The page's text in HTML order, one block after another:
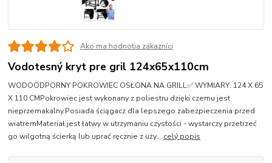
Ako ma hodnotia zákazníci
Vodotesný kryt pre gril 124x65x110cm
WODOODPORNY POKROWIEC OSŁONA NA GRILL✅ WYMIARY: 124 X 65
X 110 CMPokrowiec jest wykonany z poliestru dzięki czemu jest
nieprzemakalny.Posiada ściągacz dla lepszego zabezpieczenia przed
wiatremMateriał jest łatwy w utrzymaniu czystości - wystarczy przetrzeć
go wilgotną ścierką lub uprać ręcznie z uży... celý popis